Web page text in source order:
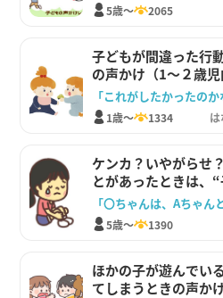
5歳～ 2065
子どもが間違った行
の声かけ（1～２歳児
「これがしたかったのか
1歳～ 1334
ケンカ？いやがらせ
とがあったときは、
心”の対応を。
5歳～ 1390
ほかの子が遊んでい
てしまうときの声か